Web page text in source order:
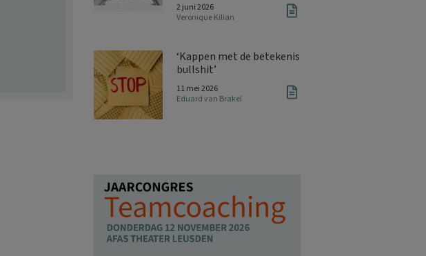
2 juni 2026
Veronique Kilian
‘Kappen met de betekenis
bullshit’
11 mei 2026
Eduard van Brakel